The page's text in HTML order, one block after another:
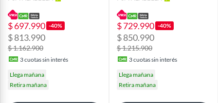
$ 697.990 -40%
$ 813.990
$ 1.162.900
3cuotas sin interés
Llega mañana
Retira mañana
$ 729.990 -40%
$ 850.990
$ 1.215.900
3cuotas sin interés
Llega mañana
Retira mañana